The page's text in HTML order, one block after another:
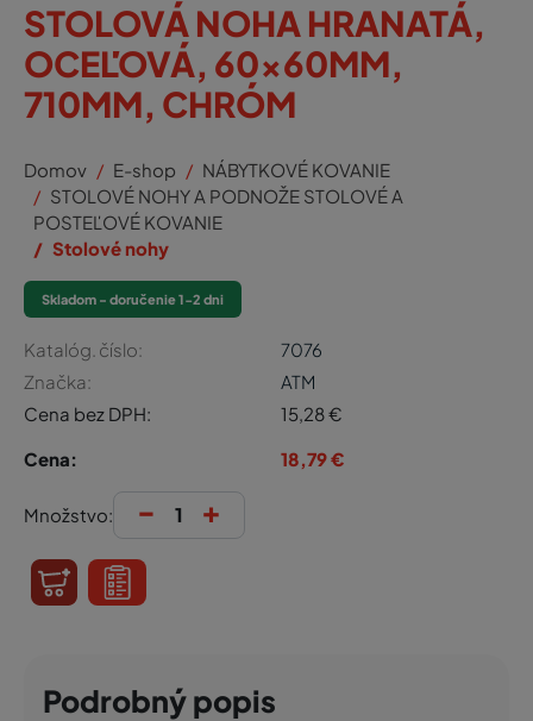
STOLOVÁ NOHA HRANATÁ,
OCEĽOVÁ, 60x60MM,
710MM, CHRÓM
Domov E-shop
NÁBYTKOVÉ KOVANIE
STOLOVÉ NOHY A PODNOŽE STOLOVÉ A
POSTEĽOVÉ KOVANIE
Stolové nohy
Skladom - doručenie 1-2 dni
Katalóg. číslo:
7076
Značka:
ATM
Cena bez DPH:
15,28€
Cena:
18,79€
Množstvo: - +
Podrobný popis